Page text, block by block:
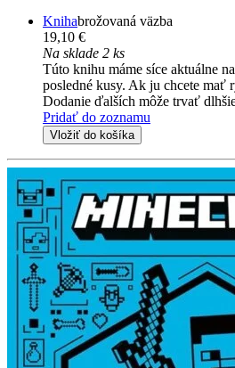
Knihabrožovaná väzba
19,10 €
Na sklade 2 ks
Túto knihu máme síce aktuálne
posledné kusy. Ak ju chcete mať
Dodanie ďalších môže trvať
Pridať do zoznamu
Vložiť do košíka